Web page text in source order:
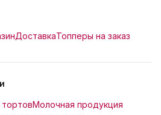
ДоставкаТопперы на заказ
Молочная продукция